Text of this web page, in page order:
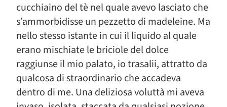
cucchiaino del tè nel quale avevo lasciato che
s’ammorbidisse un pezzetto di madeleine. Ma
nello stesso istante in cui il liquido al quale
erano mischiate le briciole del dolce
raggiunse il mio palato, io trasalii, attratto da
qualcosa di straordinario che accadeva
dentro di me. Una deliziosa voluttà mi aveva